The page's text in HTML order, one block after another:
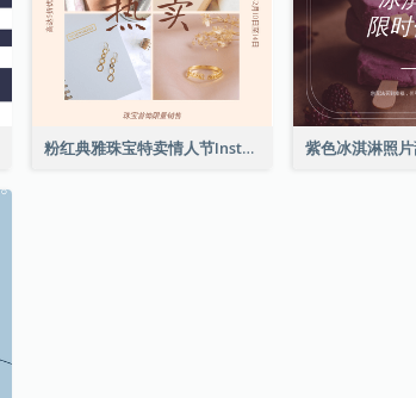
粉红典雅珠宝特卖情人节Instagram帖子